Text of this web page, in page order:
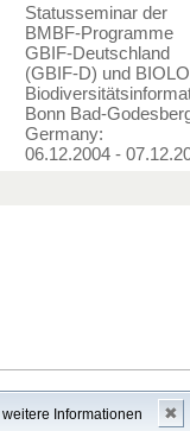
weitere Informationen ✖
Statusseminar der
BMBF-Programme
GBIF-Deutschland
(GBIF-D) und
Bonn Bad-
Germany:
06.12.2004 -